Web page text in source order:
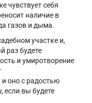
чувствует себя
наличие в
газов и дыма.
участке и,
раз будете
и умиротворение
оно с радостью
если вы будете